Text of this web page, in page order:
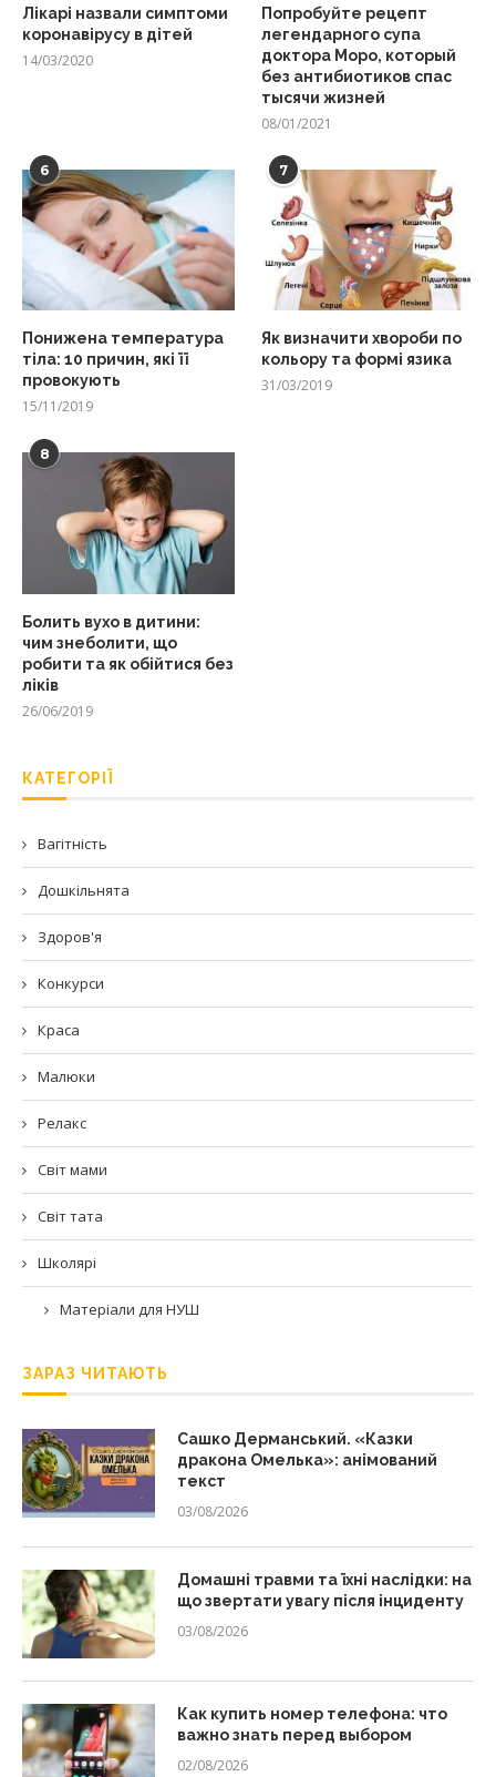
Лікарі назвали симптоми
коронавірусу в дітей
14/03/2020
Попробуйте рецепт
легендарного супа
доктора Моро, который
без антибиотиков спас
тысячи жизней
08/01/2021
6
Понижена температура
тіла: 10 причин, які її
провокують
15/11/2019
7
Як визначити хвороби по
кольору та формі язика
31/03/2019
8
Болить вухо в дитини:
чим знеболити, що
робити та як обійтися без
ліків
26/06/2019
КАТЕГОРІЇ
Вагітність
Дошкільнята
Здоров'я
Конкурси
Краса
Малюки
Релакс
Світ мами
Світ тата
Школярі
Матеріали для НУШ
ЗАРАЗ ЧИТАЮТЬ
Сашко Дерманський. «Казки
дракона Омелька»: анімований
текст
03/08/2026
Домашні травми та їхні наслідки: на
що звертати увагу після інциденту
03/08/2026
Как купить номер телефона: что
важно знать перед выбором
02/08/2026